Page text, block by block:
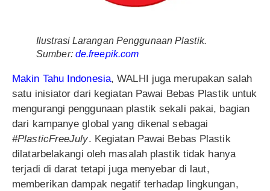
Ilustrasi Larangan Penggunaan Plastik.
Sumber: de.freepik.com
Makin Tahu Indonesia, WALHI juga merupakan salah
satu inisiator dari kegiatan Pawai Bebas Plastik untuk
mengurangi penggunaan plastik sekali pakai, bagian
dari kampanye global yang dikenal sebagai
#PlasticFreeJuly. Kegiatan Pawai Bebas Plastik
dilatarbelakangi oleh masalah plastik tidak hanya
terjadi di darat tetapi juga menyebar di laut,
memberikan dampak negatif terhadap lingkungan,